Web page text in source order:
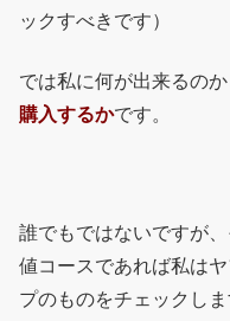
ックすべきです）
では私に何が出来るのか
購入するかです。
誰でもではないですが
値コースであれば私は
プのものをチェックしま